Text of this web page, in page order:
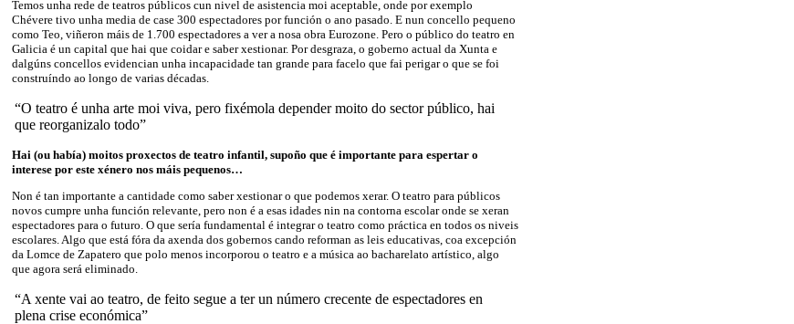
Temos unha rede de teatros públicos cun nivel de asistencia moi aceptable, onde por exemplo
Chévere tivo unha media de case 300 espectadores por función o ano pasado. E nun concello pequeno
como Teo, viñeron máis de 1.700 espectadores a ver a nosa obra Eurozone. Pero o público do teatro en
Galicia é un capital que hai que coidar e saber xestionar. Por desgraza, o goberno actual da Xunta e
dalgúns concellos evidencian unha incapacidade tan grande para facelo que fai perigar o que se foi
construíndo ao longo de varias décadas.
“O teatro é unha arte moi viva, pero fixémola depender moito do sector público, hai
que reorganizalo todo”
Hai (ou había) moitos proxectos de teatro infantil, supoño que é importante para espertar o
interese por este xénero nos máis pequenos…
Non é tan importante a cantidade como saber xestionar o que podemos xerar. O teatro para públicos
novos cumpre unha función relevante, pero non é a esas idades nin na contorna escolar onde se xeran
espectadores para o futuro. O que sería fundamental é integrar o teatro como práctica en todos os niveis
escolares. Algo que está fóra da axenda dos gobernos cando reforman as leis educativas, coa excepción
da Lomce de Zapatero que polo menos incorporou o teatro e a música ao bacharelato artístico, algo
que agora será eliminado.
“A xente vai ao teatro, de feito segue a ter un número crecente de espectadores en
plena crise económica”